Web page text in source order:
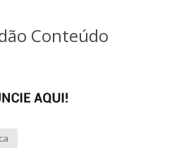
Conteúdo